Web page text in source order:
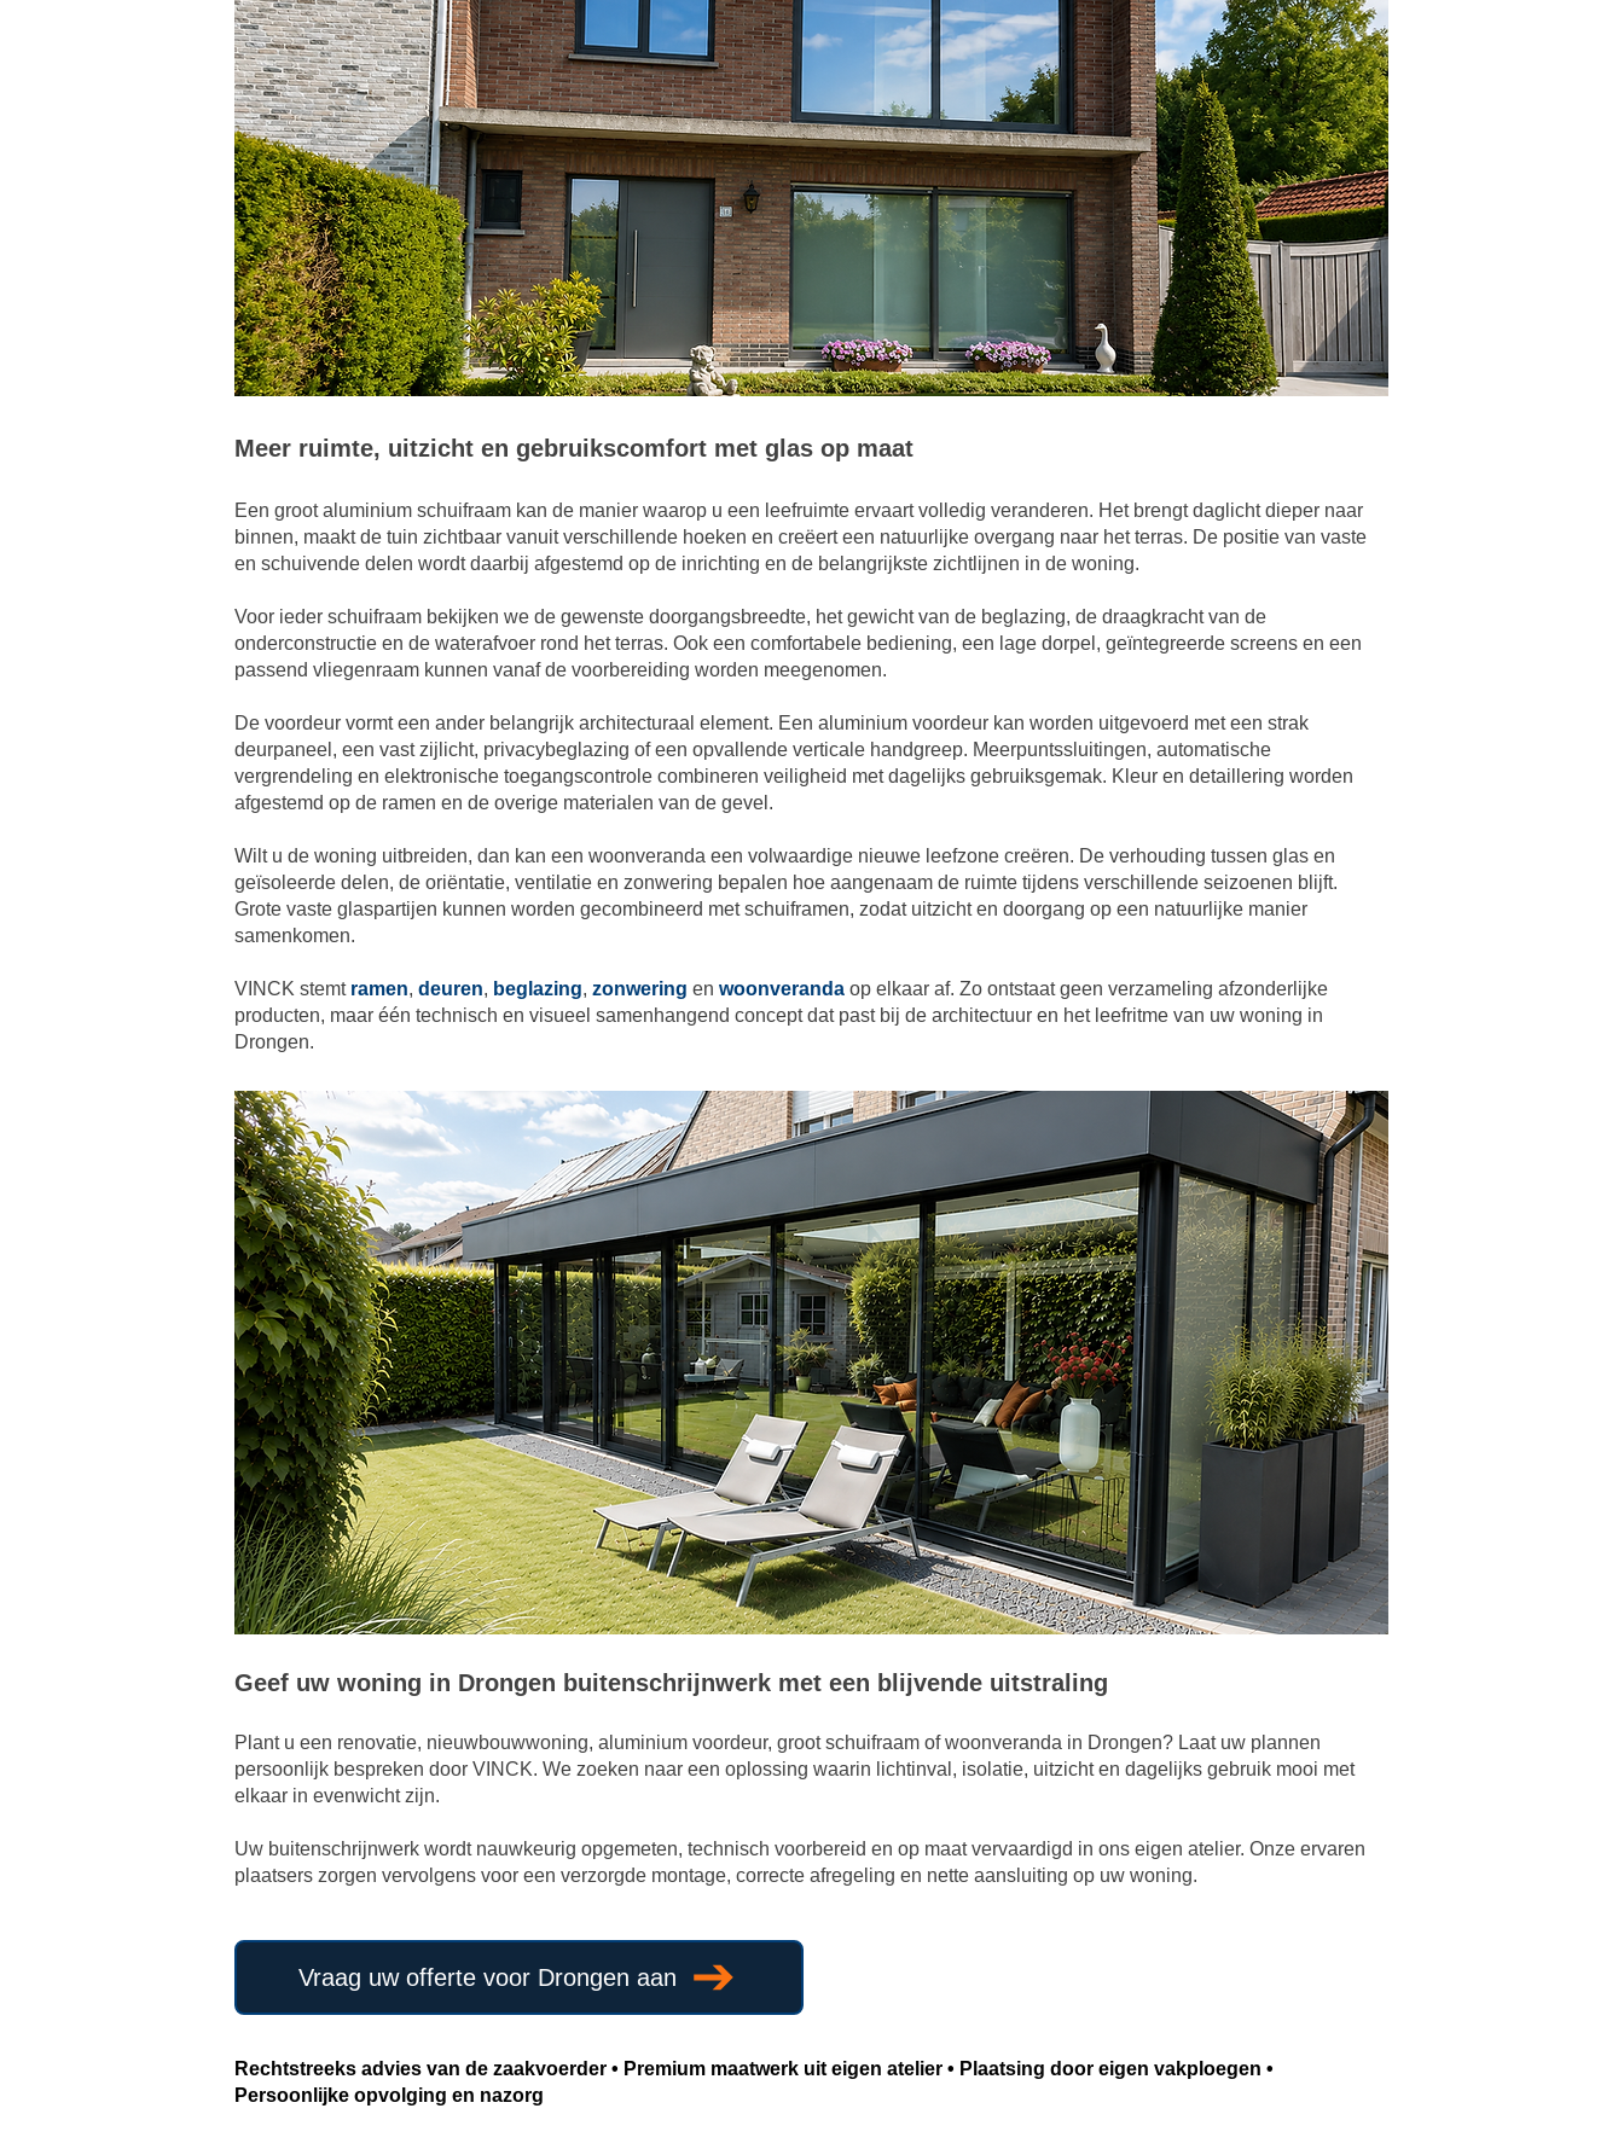
Meer ruimte, uitzicht en gebruikscomfort met glas op maat
Een groot aluminium schuifraam kan de manier waarop u een leefruimte ervaart volledig veranderen. Het brengt daglicht dieper naar
binnen, maakt de tuin zichtbaar vanuit verschillende hoeken en creëert een natuurlijke overgang naar het terras. De positie van vaste
en schuivende delen wordt daarbij afgestemd op de inrichting en de belangrijkste zichtlijnen in de woning.
Voor ieder schuifraam bekijken we de gewenste doorgangsbreedte, het gewicht van de beglazing, de draagkracht van de
onderconstructie en de waterafvoer rond het terras. Ook een comfortabele bediening, een lage dorpel, geïntegreerde screens en een
passend vliegenraam kunnen vanaf de voorbereiding worden meegenomen.
De voordeur vormt een ander belangrijk architecturaal element. Een aluminium voordeur kan worden uitgevoerd met een strak
deurpaneel, een vast zijlicht, privacybeglazing of een opvallende verticale handgreep. Meerpuntssluitingen, automatische
vergrendeling en elektronische toegangscontrole combineren veiligheid met dagelijks gebruiksgemak. Kleur en detaillering worden
afgestemd op de ramen en de overige materialen van de gevel.
Wilt u de woning uitbreiden, dan kan een woonveranda een volwaardige nieuwe leefzone creëren. De verhouding tussen glas en
geïsoleerde delen, de oriëntatie, ventilatie en zonwering bepalen hoe aangenaam de ruimte tijdens verschillende seizoenen blijft.
Grote vaste glaspartijen kunnen worden gecombineerd met schuiframen, zodat uitzicht en doorgang op een natuurlijke manier
samenkomen.
VINCK stemt ramen, deuren, beglazing, zonwering en woonveranda op elkaar af. Zo ontstaat geen verzameling afzonderlijke
producten, maar één technisch en visueel samenhangend concept dat past bij de architectuur en het leefritme van uw woning in
Drongen.
Geef uw woning in Drongen buitenschrijnwerk met een blijvende uitstraling
Plant u een renovatie, nieuwbouwwoning, aluminium voordeur, groot schuifraam of woonveranda in Drongen? Laat uw plannen
persoonlijk bespreken door VINCK. We zoeken naar een oplossing waarin lichtinval, isolatie, uitzicht en dagelijks gebruik mooi met
elkaar in evenwicht zijn.
Uw buitenschrijnwerk wordt nauwkeurig opgemeten, technisch voorbereid en op maat vervaardigd in ons eigen atelier. Onze ervaren
plaatsers zorgen vervolgens voor een verzorgde montage, correcte afregeling en nette aansluiting op uw woning.
Vraag uw offerte voor Drongen aan
Rechtstreeks advies van de zaakvoerder • Premium maatwerk uit eigen atelier • Plaatsing door eigen vakploegen •
Persoonlijke opvolging en nazorg